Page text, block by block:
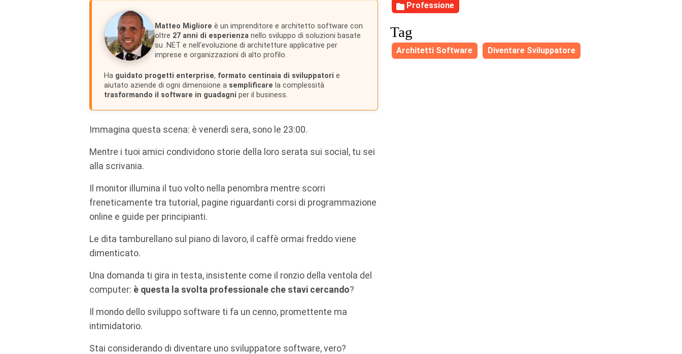
Matteo Migliore è un imprenditore e architetto software con
oltre 27 anni di esperienza nello sviluppo di soluzioni basate
su .NET e nell'evoluzione di architetture applicative per
imprese e organizzazioni di alto profilo.
Ha guidato progetti enterprise, formato centinaia di sviluppatori e
aiutato aziende di ogni dimensione a semplificare la complessità
trasformando il software in guadagni per il business.
Immagina questa scena: è venerdì sera, sono le 23:00.
Mentre i tuoi amici condividono storie della loro serata sui social, tu sei
alla scrivania.
Il monitor illumina il tuo volto nella penombra mentre scorri
freneticamente tra tutorial, pagine riguardanti corsi di programmazione
online e guide per principianti.
Le dita tamburellano sul piano di lavoro, il caffè ormai freddo viene
dimenticato.
Una domanda ti gira in testa, insistente come il ronzio della ventola del
computer: è questa la svolta professionale che stavi cercando?
Il mondo dello sviluppo software ti fa un cenno, promettente ma
intimidatorio.
Stai considerando di diventare uno sviluppatore software, vero?
Professione
Tag
Architetti Software Diventare Sviluppatore